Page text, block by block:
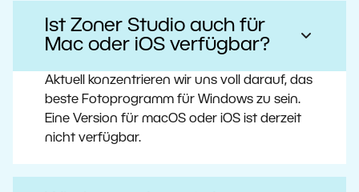
Ist Zoner Studio auch für
Mac oder iOS verfügbar?
Aktuell konzentrieren wir uns voll darauf, das
beste Fotoprogramm für Windows zu sein.
Eine Version für macOS oder iOS ist derzeit
nicht verfügbar.